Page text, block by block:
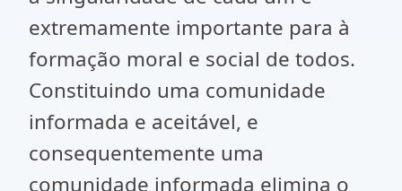
extremamente importante para à
formação moral e social de todos.
Constituindo uma comunidade
informada e aceitável, e
consequentemente uma
comunidade informada elimina o